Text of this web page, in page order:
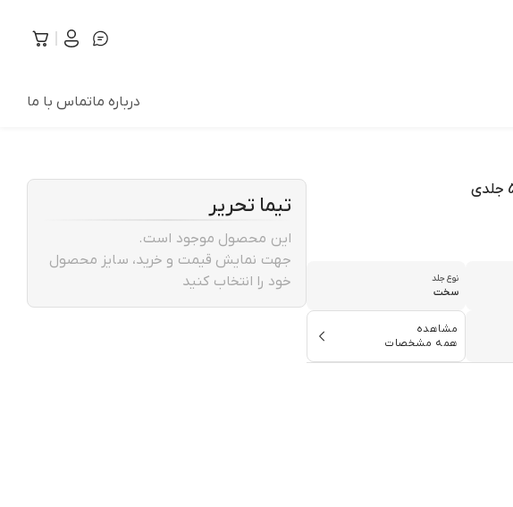
درباره ماتماس با ما
نوع جلد
سخت
مشاهده
همه مشخصات
تیما تحریر
این محصول موجود است.
جهت نمایش قیمت و خرید، سایز محصول
خود را انتخاب کنید